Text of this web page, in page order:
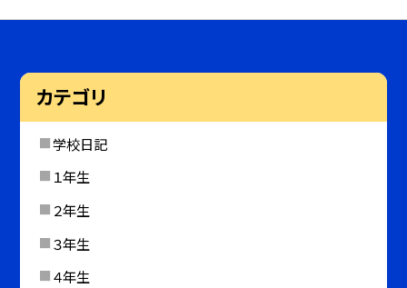
カテゴリ
学校日記
１年生
２年生
３年生
４年生